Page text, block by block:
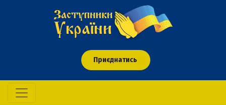
Приєднатись